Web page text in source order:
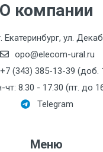
О компании
Екатеринбург, ул.
opo@elecom-ural.ru
+7 (343) 385-13-39 (доб.
чт: 8.30 - 17.30 (пт. до
Telegram
Меню